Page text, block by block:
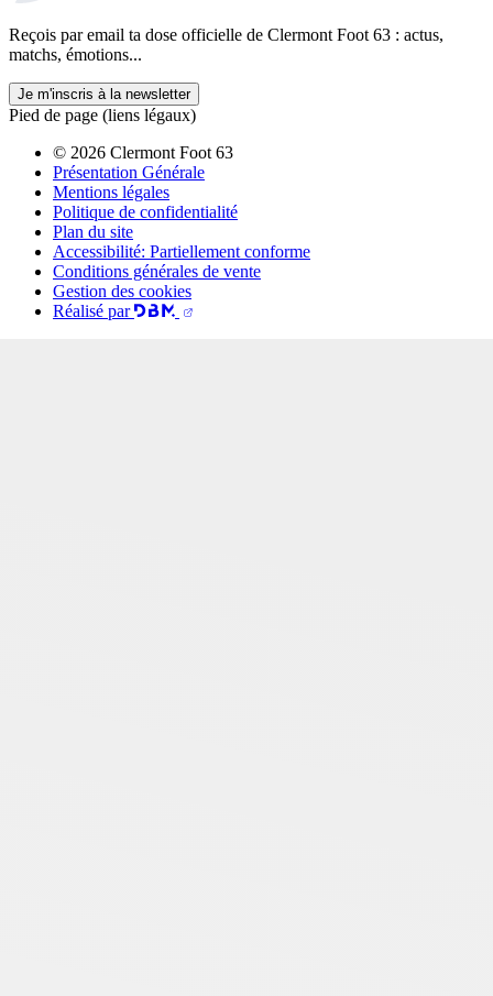
Reçois par email ta dose officielle de Clermont Foot 63 : actus,
matchs, émotions...
Je m'inscris à la newsletter
Pied de page (liens légaux)
© 2026 Clermont Foot 63
Présentation Générale
Mentions légales
Politique de confidentialité
Plan du site
Accessibilité: Partiellement conforme
Conditions générales de vente
Gestion des cookies
Réalisé par